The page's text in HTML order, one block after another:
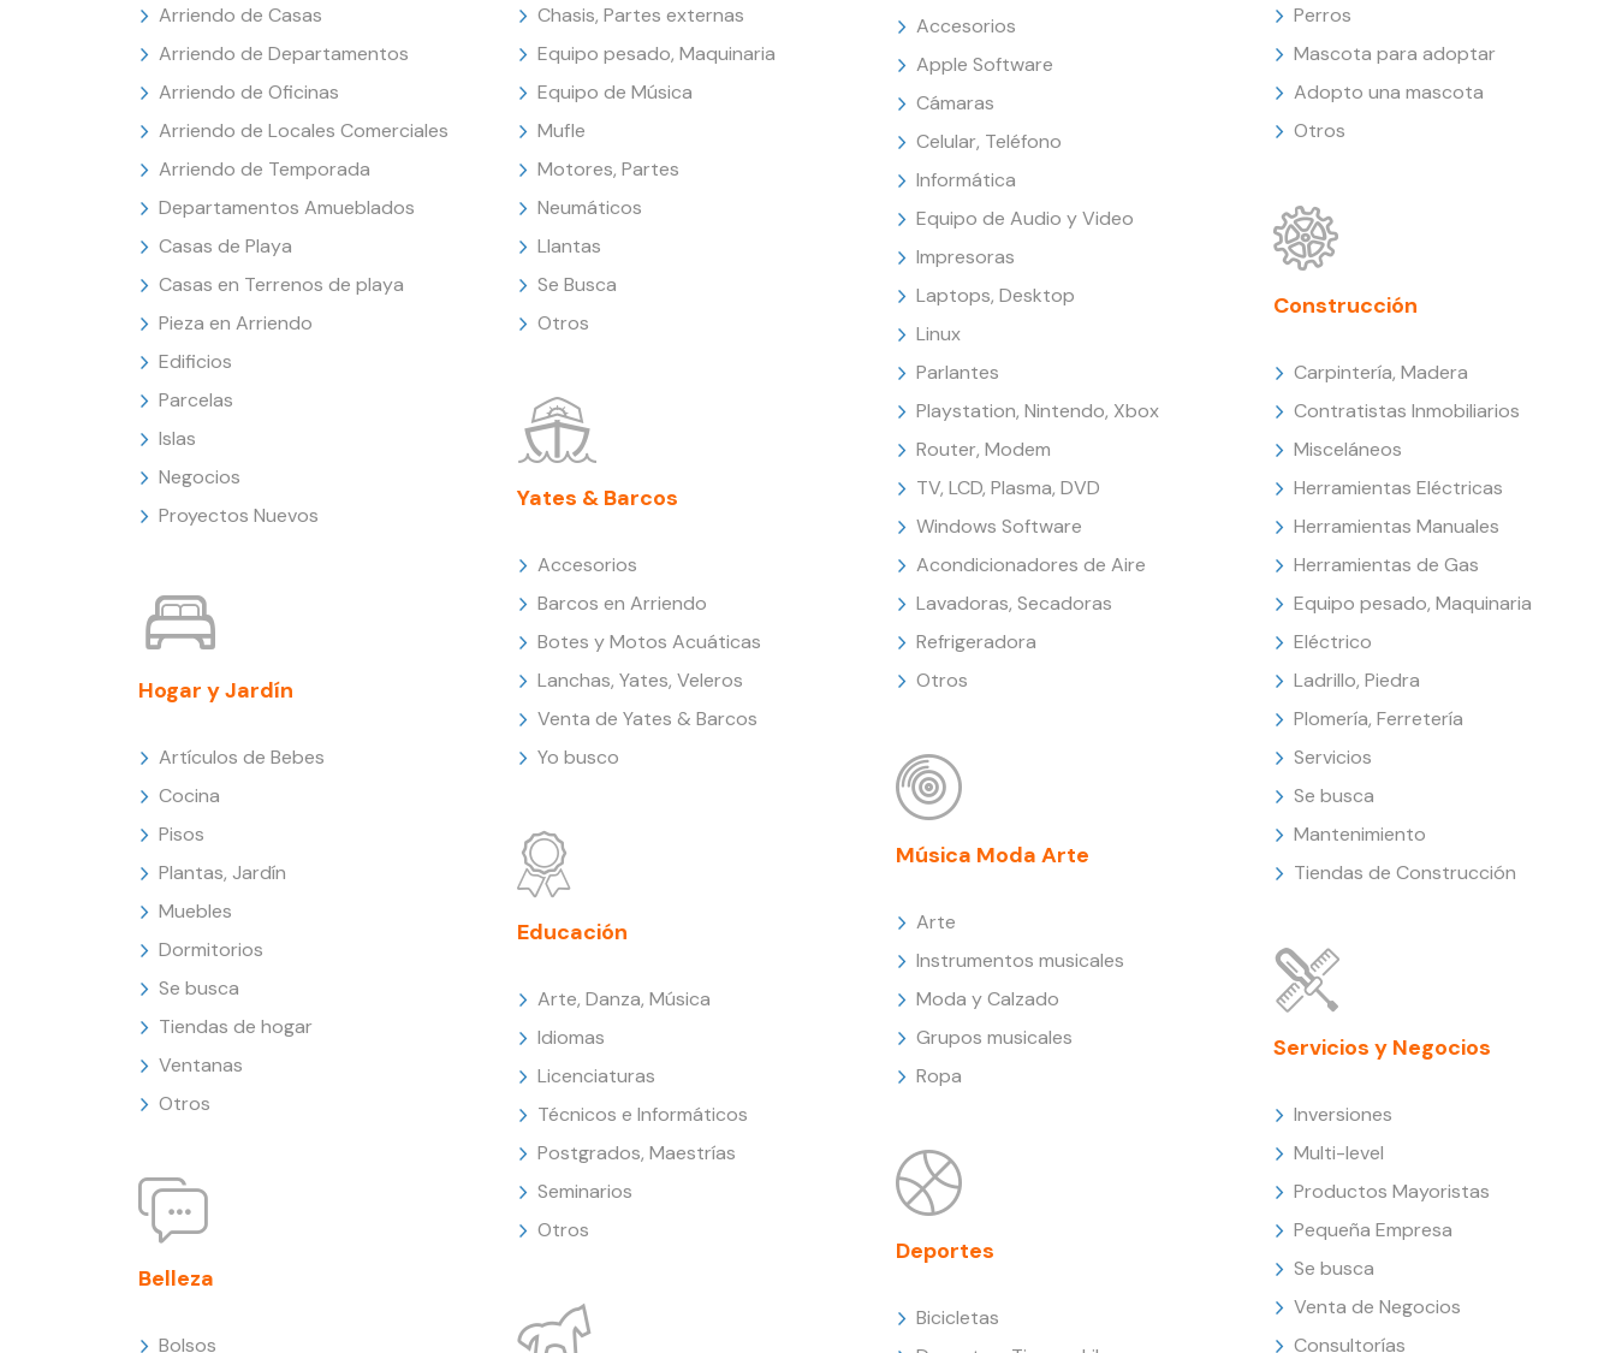
Arriendo de Casas
Arriendo de Departamentos
Arriendo de Oficinas
Arriendo de Locales Comerciales
Arriendo de Temporada
Departamentos Amueblados
Casas de Playa
Casas en Terrenos de playa
Pieza en Arriendo
Edificios
Parcelas
Islas
Negocios
Proyectos Nuevos
Hogar y Jardín
Artículos de Bebes
Cocina
Pisos
Plantas, Jardín
Muebles
Dormitorios
Se busca
Tiendas de hogar
Ventanas
Otros
Belleza
Bolsos
Chasis, Partes externas
Equipo pesado, Maquinaria
Equipo de Música
Mufle
Motores, Partes
Neumáticos
Llantas
Se Busca
Otros
Yates & Barcos
Accesorios
Barcos en Arriendo
Botes y Motos Acuáticas
Lanchas, Yates, Veleros
Venta de Yates & Barcos
Yo busco
Educación
Arte, Danza, Música
Idiomas
Licenciaturas
Técnicos e Informáticos
Postgrados, Maestrías
Seminarios
Otros
Accesorios
Apple Software
Cámaras
Celular, Teléfono
Informática
Equipo de Audio y Video
Impresoras
Laptops, Desktop
Linux
Parlantes
Playstation, Nintendo, Xbox
Router, Modem
TV, LCD, Plasma, DVD
Windows Software
Acondicionadores de Aire
Lavadoras, Secadoras
Refrigeradora
Otros
Música Moda Arte
Arte
Instrumentos musicales
Moda y Calzado
Grupos musicales
Ropa
Deportes
Bicicletas
Perros
Mascota para adoptar
Adopto una mascota
Otros
Construcción
Carpintería, Madera
Contratistas Inmobiliarios
Misceláneos
Herramientas Eléctricas
Herramientas Manuales
Herramientas de Gas
Equipo pesado, Maquinaria
Eléctrico
Ladrillo, Piedra
Plomería, Ferretería
Servicios
Se busca
Mantenimiento
Tiendas de Construcción
Servicios y Negocios
Inversiones
Multi-level
Productos Mayoristas
Pequeña Empresa
Se busca
Venta de Negocios
Consultorías